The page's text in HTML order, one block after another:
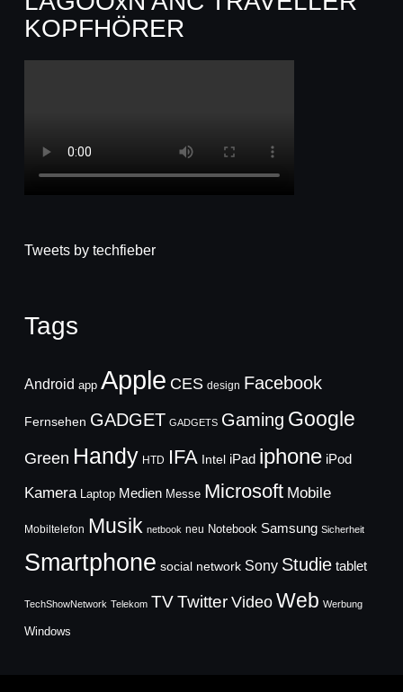
KOPFHÖRER
Tweets by techfieber
Tags
Android app Apple CES design Facebook
Fernsehen GADGET GADGETS Gaming Google
Green Handy HTD IFA Intel iPad iphone iPod
Kamera Laptop Medien Messe Microsoft Mobile
Mobiltelefon Musik netbook neu Notebook Samsung Sicherheit
Smartphone social network Sony Studie tablet
TechShowNetwork Telekom TVTwitter Video Web Werbung
Windows